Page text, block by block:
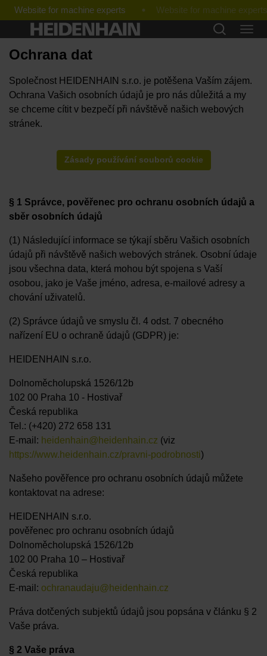
Website for machine experts
Ochrana dat
Společnost HEIDENHAIN s.r.o. je potěšena Vaším zájem.
Ochrana Vašich osobních údajů je pro nás důležitá a my
se chceme cítit v bezpečí při návštěvě našich webových
stránek.
Zásady používání souborů cookie
§ 1 Správce, pověřenec pro ochranu osobních údajů a
sběr osobních údajů
(1) Následující informace se týkají sběru Vašich osobních
údajů při návštěvě našich webových stránek. Osobní údaje
jsou všechna data, která mohou být spojena s Vaší
osobou, jako je Vaše jméno, adresa, e-mailové adresy a
chování uživatelů.
(2) Správce údajů ve smyslu čl. 4 odst. 7 obecného
nařízení EU o ochraně údajů (GDPR) je:
HEIDENHAIN s.r.o.
Dolnoměcholupská 1526/12b
102 00 Praha 10 - Hostivař
Česká republika
Tel.: (+420) 272 658 131
E-mail: heidenhain@heidenhain.cz (viz
https://www.heidenhain.cz/pravni-podrobnosti)
Našeho pověřence pro ochranu osobních údajů můžete
kontaktovat na adrese:
HEIDENHAIN s.r.o.
pověřenec pro ochranu osobních údajů
Dolnoměcholupská 1526/12b
102 00 Praha 10 – Hostivař
Česká republika
E-mail: ochranaudaju@heidenhain.cz
Práva dotčených subjektů údajů jsou popsána v článku § 2
Vaše práva.
§ 2 Vaše práva